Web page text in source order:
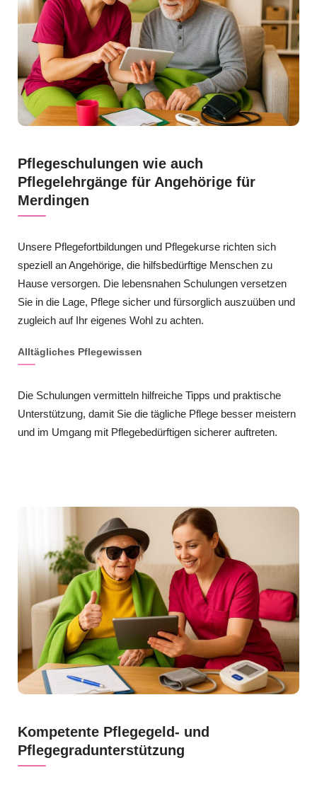
Pflegeschulungen wie auch
Pflegelehrgänge für Angehörige für
Merdingen
Unsere Pflegefortbildungen und Pflegekurse richten sich
speziell an Angehörige, die hilfsbedürftige Menschen zu
Hause versorgen. Die lebensnahen Schulungen versetzen
Sie in die Lage, Pflege sicher und fürsorglich auszuüben und
zugleich auf Ihr eigenes Wohl zu achten.
Alltägliches Pflegewissen
Die Schulungen vermitteln hilfreiche Tipps und praktische
Unterstützung, damit Sie die tägliche Pflege besser meistern
und im Umgang mit Pflegebedürftigen sicherer auftreten.
Kompetente Pflegegeld- und
Pflegegradunterstützung